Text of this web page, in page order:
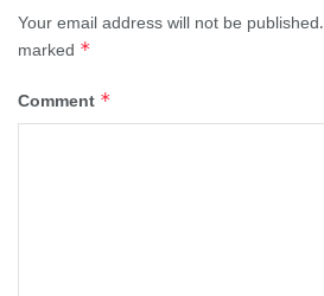
Your email address will not be published.
marked *
Comment *